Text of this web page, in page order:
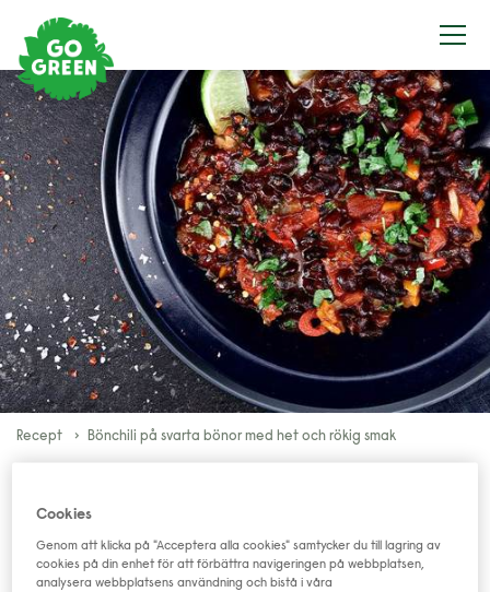
Recept Bönchili på svarta bönor med het och rökig smak
BÖNCHILI
BÖNOR MED HET OCH
Cookies
Genom att klicka på "Acceptera alla cookies" samtycker du till lagring av
cookies på din enhet för att förbättra navigeringen på webbplatsen,
analysera webbplatsens användning och bistå i våra